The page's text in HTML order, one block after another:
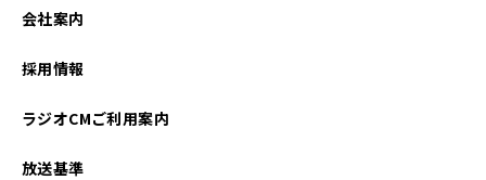
会社案内
採用情報
ラジオCMご利用案内
放送基準